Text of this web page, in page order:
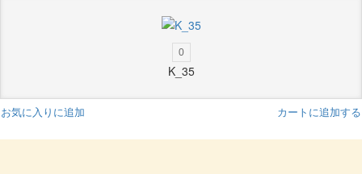
0
K_35
お気に入りに追加 カートに追加する